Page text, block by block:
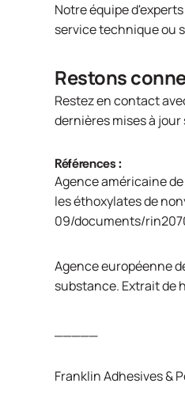
Notre équipe
service techniqueou
Restons
Restez en contact
dernières mises à
Références :
Agence américaine
les éthoxylates de
09/documents/
Agence européenne
substance. Extrait de
Franklin Adhesives &